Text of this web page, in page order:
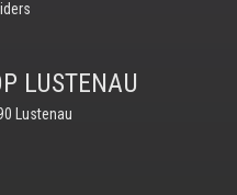
LUSTENAU
Lustenau